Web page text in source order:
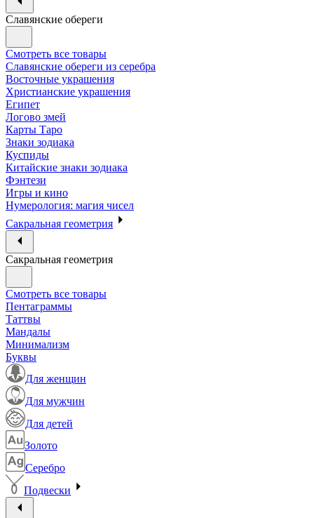
Славянские обереги
Смотреть все товары
Славянские обереги из серебра
Восточные украшения
Христианские украшения
Египет
Логово змей
Карты Таро
Знаки зодиака
Куспиды
Китайские знаки зодиака
Фэнтези
Игры и кино
Нумерология: магия чисел
Сакральная геометрия
Сакральная геометрия
Смотреть все товары
Пентаграммы
Таттвы
Мандалы
Минимализм
Буквы
Для женщин
Для мужчин
Для детей
Золото
Серебро
Подвески